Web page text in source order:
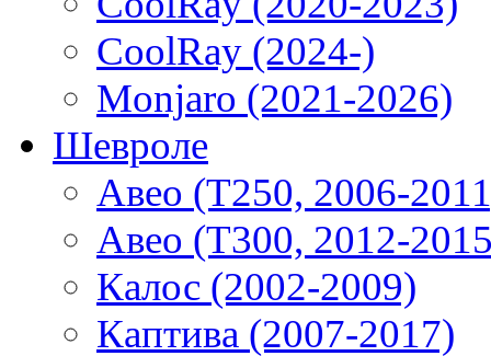
CoolRay (2024-)
Monjaro (2021-2026)
Шевроле
Авео (T250, 2006-
Авео (T300, 2012-
Калос (2002-2009)
Каптива (2007-2017)